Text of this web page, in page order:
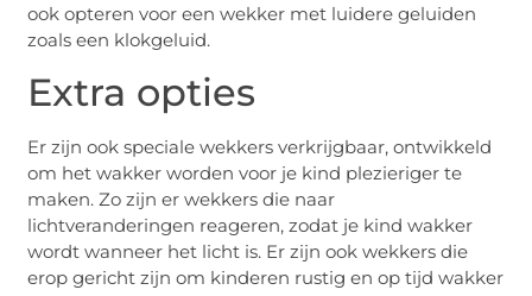
ook opteren voor een wekker met luidere geluiden
zoals een klokgeluid.
Extra opties
Er zijn ook speciale wekkers verkrijgbaar, ontwikkeld
om het wakker worden voor je kind plezieriger te
maken. Zo zijn er wekkers die naar
lichtveranderingen reageren, zodat je kind wakker
wordt wanneer het licht is. Er zijn ook wekkers die
erop gericht zijn om kinderen rustig en op tijd wakker